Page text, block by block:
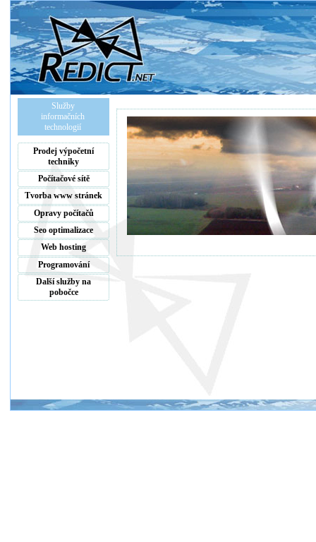
Služby
informačních
technologií
Prodej výpočetní
techniky
Počítačové sítě
Tvorba www stránek
Opravy počítačů
Seo optimalizace
Web hosting
Programování
Další služby na
pobočce